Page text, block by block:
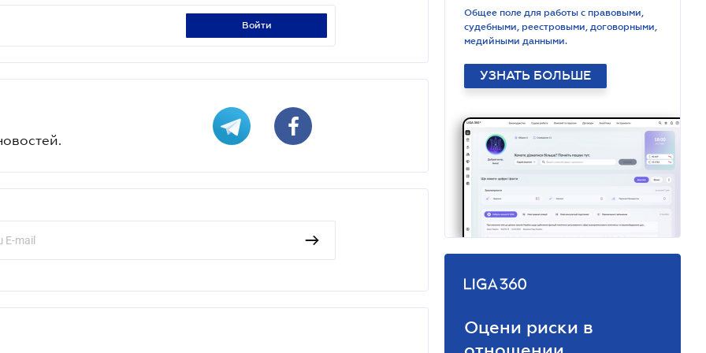
войти
Общее поле для работы с правовыми,
судебными, реестровыми, договорными,
медийными данными.
УЗНАТЬ БОЛЬШЕ
Оцени риски в